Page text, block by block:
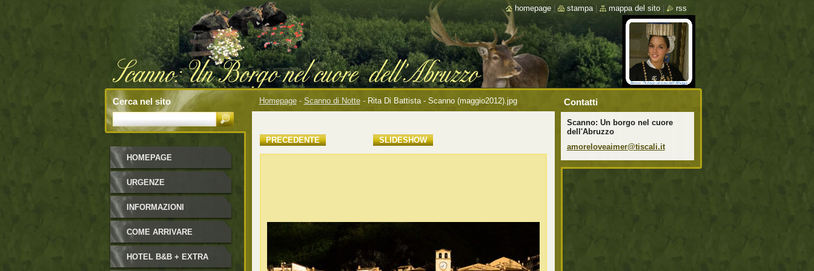
Homepage - Scanno di Notte - Rita Di Battista - Scanno (maggio2012).jpg
PRECEDENTE
SLIDESHOW
HOMEPAGE
URGENZE
INFORMAZIONI
COME ARRIVARE
HOTEL B&B + EXTRA
Contatti
Scanno: Un borgo nel cuore
dell'Abruzzo
amoreloveaimer@tiscali.it
Cerca nel sito
homepage stampa mappa del sito rss